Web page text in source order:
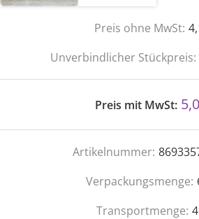
Preis ohne MwSt:
Unverbindlicher Stückpreis:
Preis mit MwSt:
Artikelnummer:
Verpackungsmenge:
Transportmenge: 4